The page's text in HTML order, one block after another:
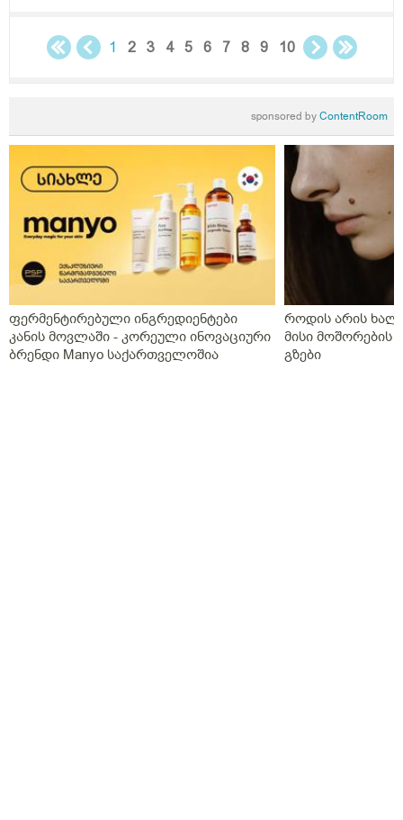
1 2 3 4 5 6 7 8 9 10
sponsored byContentRoom
ფერმენტირებული ინგრედიენტები
კანის მოვლაში - კორეული ინოვაციური
ბრენდი Manyo საქართველოშია
როდის არის
მისი მოშორების
გზები